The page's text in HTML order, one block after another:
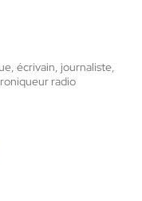
écrivain, journaliste,
radio